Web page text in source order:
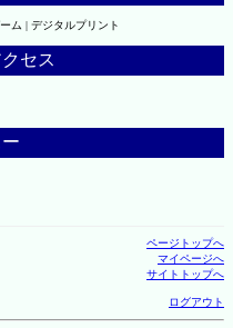
ム | デジタルプリント
セス
ページトップへ
マイページへ
サイトトップへ
ログアウト